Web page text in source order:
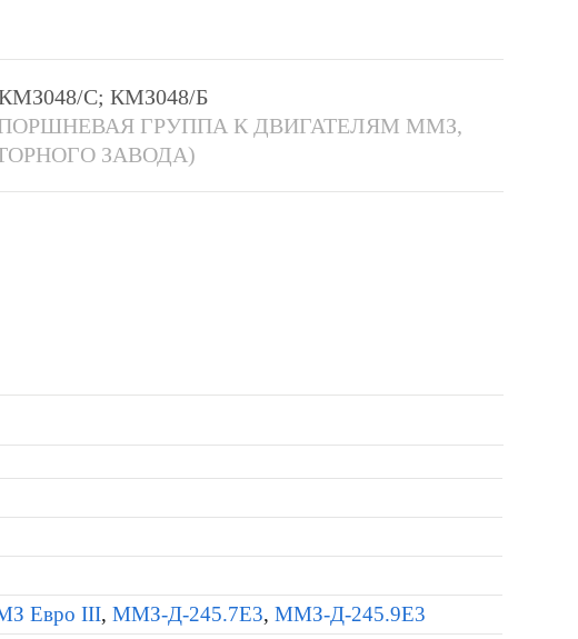
С; КМЗ048/Б
ГРУППА К ДВИГАТЕЛЯМ ММЗ,
ЗАВОДА)
Евро III,ММЗ-Д-245.7Е3,ММЗ-Д-245.9Е3